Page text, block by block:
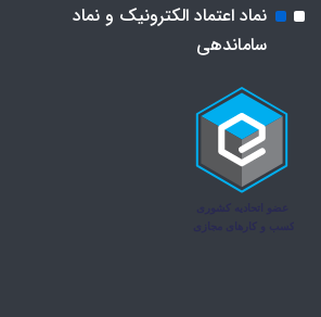
نماد اعتماد الکترونیک و نماد
ساماندهی